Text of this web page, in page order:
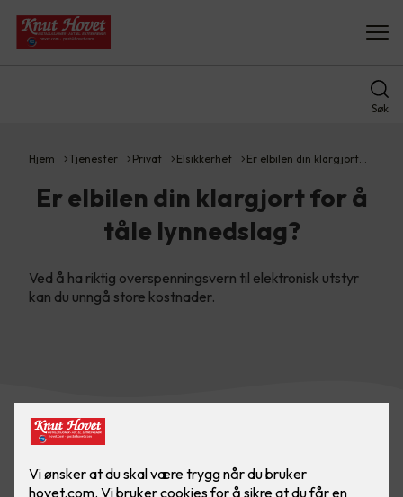
Søk
Hjem Tjenester Privat Elsikkerhet Er elbilen din klargjort…
Er elbilen din klargjort for å
tåle lynnedslag?
Ved å ha riktig overspenningsvern til elektronisk utstyr
kan du unngå store kostnader.